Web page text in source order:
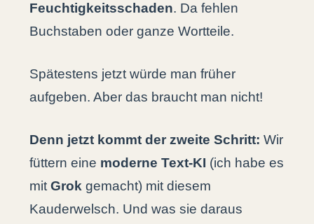
Feuchtigkeitsschaden. Da fehlen
Buchstaben oder ganze Wortteile.
Spätestens jetzt würde man früher
aufgeben. Aber das braucht man nicht!
Denn jetzt kommt der zweite Schritt: Wir
füttern eine moderne Text-KI (ich habe es
mit Grok gemacht) mit diesem
Kauderwelsch. Und was sie daraus